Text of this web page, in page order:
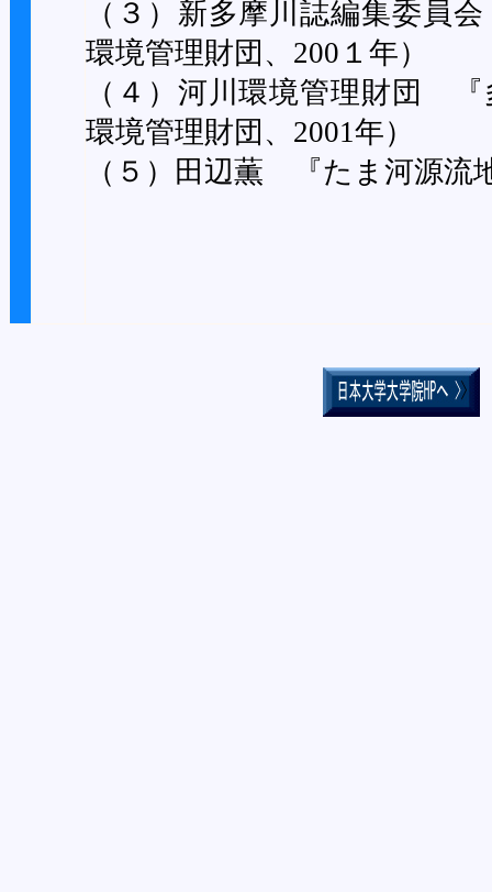
（３）新多摩川誌編集委員
環境管理財団、200１年）
（４）河川環境管理財団
環境管理財団、2001年）
（５）田辺薫 『たま河源流